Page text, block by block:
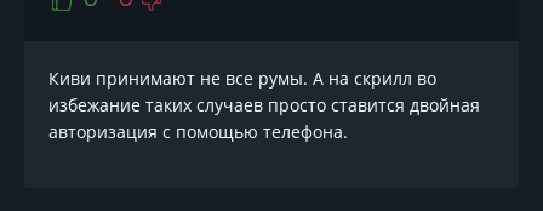
Киви принимают не все румы. А на скрилл во
избежание таких случаев просто ставится двойная
авторизация с помощью телефона.